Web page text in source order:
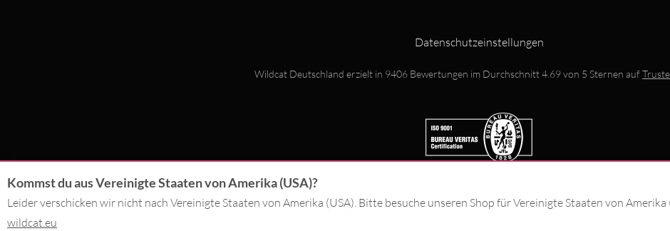
Datenschutzeinstellungen
Wildcat Deutschland erzielt in 9406 Bewertungen im Durchschnitt4.69von 5 Sternen auf
Kommst du aus Vereinigte Staaten von Amerika (USA)?
Leider verschicken wir nicht nach Vereinigte Staaten von Amerika (USA). Bitte besuche unseren Shop für Vereinigte Staaten von Amerika
wildcat.eu